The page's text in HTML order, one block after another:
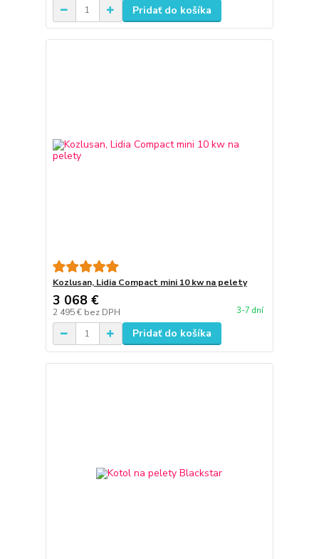
Pridať do košíka
Kozlusan, Lidia Compact mini 10 kw na pelety
3 068 €
2 495 € bez DPH 3-7 dní
Pridať do košíka